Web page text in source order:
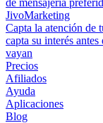
de mensajería
JivoMarketing
Capta la atención de
capta su interés antes
vayan
Precios
Afiliados
Ayuda
Aplicaciones
Blog